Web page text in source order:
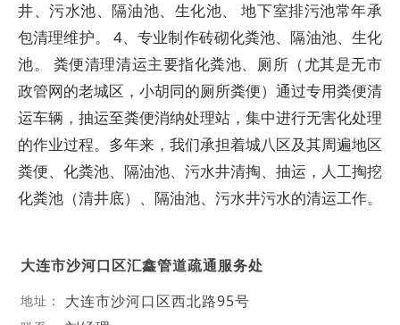
井、污水池、隔油池、生化池、 地下室排污池常年承
包清理维护。 4、专业制作砖砌化粪池、隔油池、生化
池。 粪便清理清运主要指化粪池、厕所（尤其是无市
政管网的老城区，小胡同的厕所粪便）通过专用粪便清
运车辆，抽运至粪便消纳处理站，集中进行无害化处理
的作业过程。多年来，我们承担着城八区及其周遍地区
粪便、化粪池、隔油池、污水井清掏、抽运，人工掏挖
化粪池（清井底）、隔油池、污水井污水的清运工作。
大连市沙河口区汇鑫管道疏通服务处
地址： 大连市沙河口区西北路95号